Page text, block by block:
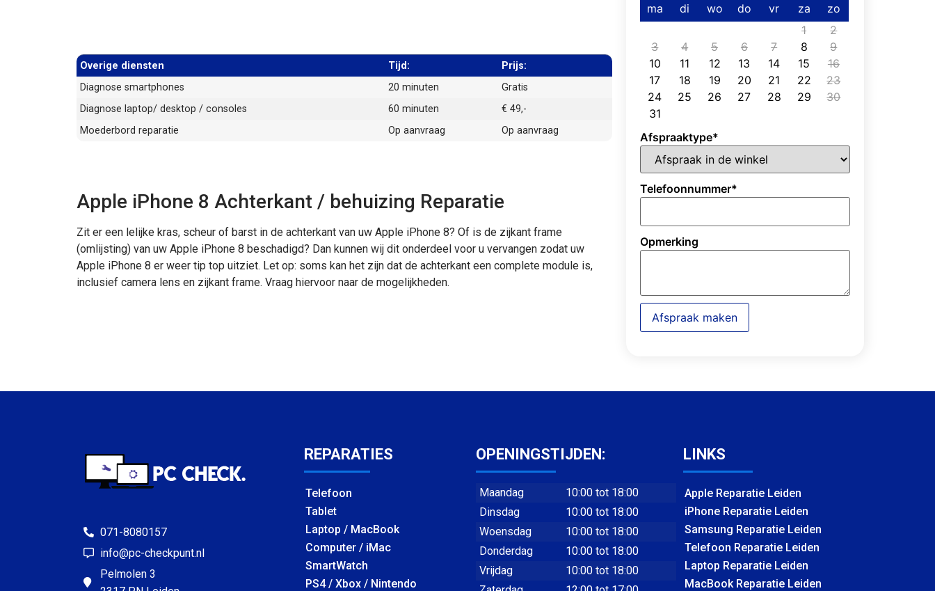
Overige diensten Tijd:
Prijs:
Diagnose smartphones
20 minuten
Gratis
Diagnose laptop/ desktop / consoles
60 minuten
€ 49,-
Moederbord reparatie
Op aanvraag Op aanvraag
Apple iPhone 8 Achterkant / behuizing Reparatie
Zit er een lelijke kras, scheur of barst in de achterkant van uw Apple iPhone 8? Of is de zijkant frame
(omlijsting) van uw Apple iPhone 8 beschadigd? Dan kunnen wij dit onderdeel voor u vervangen zodat uw
Apple iPhone 8 er weer tip top uitziet. Let op: soms kan het zijn dat de achterkant een complete module is,
inclusief camera lens en zijkant frame. Vraag hiervoor naar de mogelijkheden.
ma di wo do vr za
zo
1
2
3
4 5 6 7 8
9
10
11 12 13 14 15
16
17
18 19 20 21 22
23
24
25 26 27 28 29
30
31
Afspraaktype*
Telefoonnummer*
Opmerking
Afspraak maken
071-8080157
info@pc-checkpunt.nl
Pelmolen 3
REPARATIES
Telefoon
Tablet
Laptop / MacBook
Computer / iMac
SmartWatch
PS4 / Xbox / Nintendo
OPENINGSTIJDEN:
Maandag
10:00 tot 18:00
Dinsdag
10:00 tot 18:00
Woensdag
10:00 tot 18:00
Donderdag
10:00 tot 18:00
Vrijdag
10:00 tot 18:00
LINKS
Apple Reparatie Leiden
iPhone Reparatie Leiden
Samsung Reparatie Leiden
Telefoon Reparatie Leiden
Laptop Reparatie Leiden
MacBook Reparatie Leiden